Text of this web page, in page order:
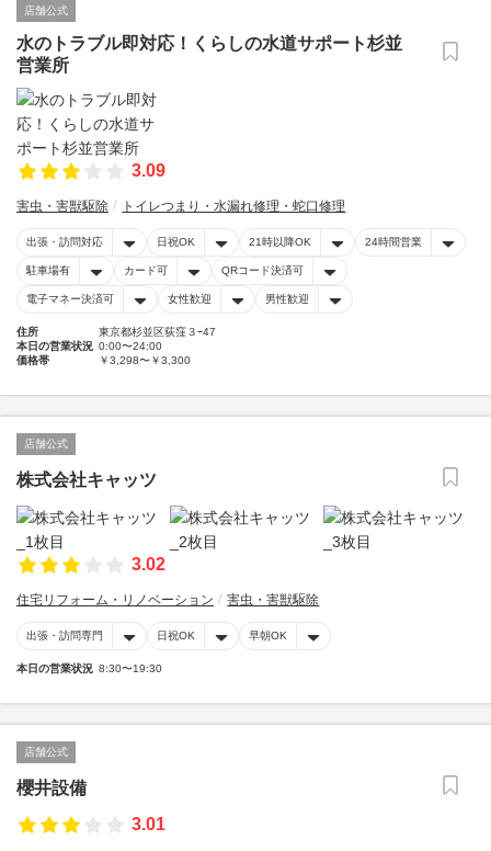
店舗公式
水のトラブル即対応！くらしの水道サポート杉並
営業所
3.09
害虫・害獣駆除 トイレつまり・水漏れ修理・蛇口修理
出張・訪問対応 日祝OK 21時以降OK 24時間営業
駐車場有 カード可 QRコード決済可
電子マネー決済可 女性歓迎 男性歓迎
住所
東京都杉並区荻窪３ｰ47
本日の営業状況 0:00〜24:00
価格帯
￥3,298〜￥3,300
店舗公式
株式会社キャッツ
3.02
住宅リフォーム・リノベーション 害虫・害獣駆除
出張・訪問専門 日祝OK 早朝OK
本日の営業状況 8:30〜19:30
店舗公式
櫻井設備
3.01